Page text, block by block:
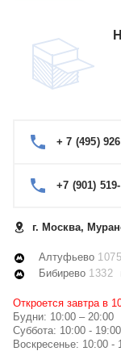
+ 7 (495)
+7 (901)
г. Москва,
Алтуфьево
Бибирево 1332
Откроется завтра в
Будни: 10:00 – 20:00
Суббота: 10:00 - 19:00
Воскресенье: 10:00 -